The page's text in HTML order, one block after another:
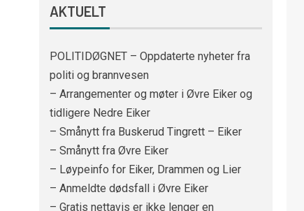
AKTUELT
POLITIDØGNET – Oppdaterte nyheter fra
politi og brannvesen
– Arrangementer og møter i Øvre Eiker og
tidligere Nedre Eiker
– Smånytt fra Buskerud Tingrett – Eiker
– Smånytt fra Øvre Eiker
– Løypeinfo for Eiker, Drammen og Lier
– Anmeldte dødsfall i Øvre Eiker
– Gratis nettavis er ikke lenger en